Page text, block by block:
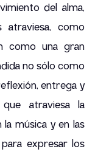
del alma,
como
como una gran
no sólo como
entrega y
atraviesa la
música y en las
expresar los